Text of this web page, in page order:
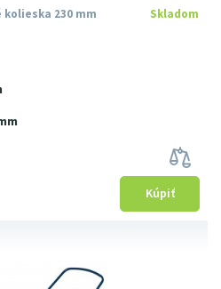
230 mm Skladom